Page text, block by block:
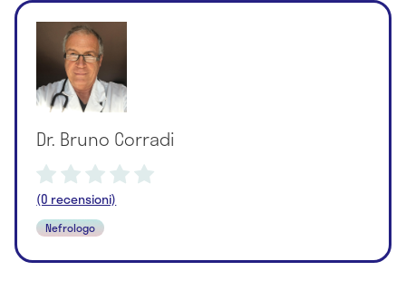
Dr. Bruno Corradi
(0 recensioni)
Nefrologo